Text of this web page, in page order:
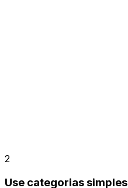
2
Use categorias simples